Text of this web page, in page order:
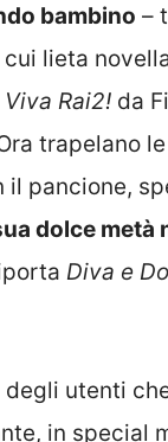
bambino –
cui lieta
Viva Rai2! da
trapelano
il pancione,
dolce metà
Diva e
utenti
in special